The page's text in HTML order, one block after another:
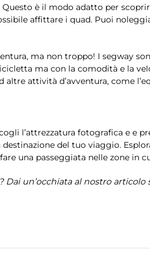
Questo è il modo adatto per
affittare i quad. Puoi
ma non troppo! I segway
ma con la comodità e la
attività d’avventura, come
l’attrezzatura fotografica e e
del tuo viaggio.
una passeggiata nelle zone in
un’occhiata al nostro articolo